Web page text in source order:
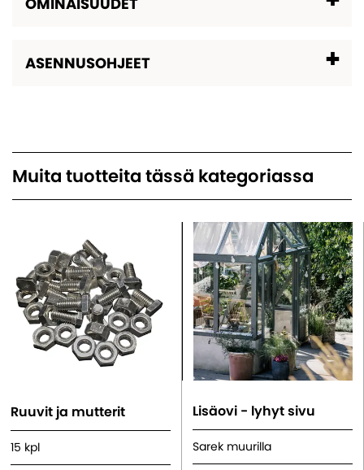
ASENNUSOHJEET
Muita tuotteita tässä kategoriassa
Ruuvit ja mutterit
15 kpl
Lisäovi - lyhyt sivu
Sarek muurilla